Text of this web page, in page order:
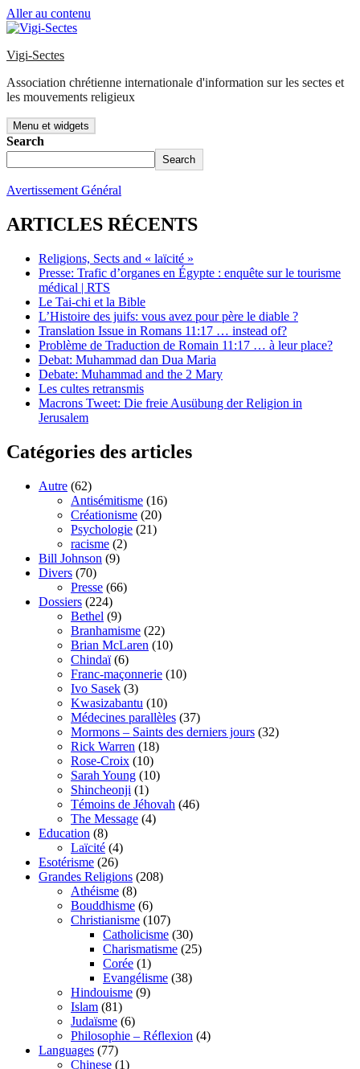
Aller au contenu
Vigi-Sectes
Association chrétienne internationale d'information sur les sectes et
les mouvements religieux
Menu et widgets
Search
Search
Avertissement Général
ARTICLES RÉCENTS
Religions, Sects and « laïcité »
Presse: Trafic d’organes en Égypte : enquête sur le tourisme
médical | RTS
Le Tai-chi et la Bible
L’Histoire des juifs: vous avez pour père le diable ?
Translation Issue in Romans 11:17 … instead of?
Problème de Traduction de Romain 11:17 … à leur place?
Debat: Muhammad dan Dua Maria
Debate: Muhammad and the 2 Mary
Les cultes retransmis
Macrons Tweet: Die freie Ausübung der Religion in
Jerusalem
Catégories des articles
Autre (62)
Antisémitisme (16)
Créationisme (20)
Psychologie (21)
racisme (2)
Bill Johnson (9)
Divers (70)
Presse (66)
Dossiers (224)
Bethel (9)
Branhamisme (22)
Brian McLaren (10)
Chindaï(6)
Franc-maçonnerie (10)
Ivo Sasek (3)
Kwasizabantu (10)
Médecines parallèles (37)
Mormons – Saints des derniers jours (32)
Rick Warren (18)
Rose-Croix (10)
Sarah Young (10)
Shincheonji (1)
Témoins de Jéhovah (46)
The Message (4)
Education (8)
Laïcité (4)
Esotérisme (26)
Grandes Religions (208)
Athéisme (8)
Bouddhisme (6)
Christianisme (107)
Catholicisme (30)
Charismatisme (25)
Corée (1)
Evangélisme (38)
Hindouisme (9)
Islam (81)
Judaïsme (6)
Philosophie – Réflexion (4)
Languages (77)
Chinese (1)